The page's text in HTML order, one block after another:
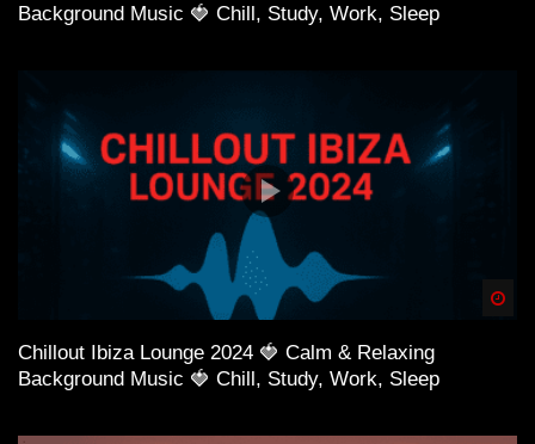
Background Music 🍓 Chill, Study, Work, Sleep
Chillout Ibiza Lounge 2024 🍓 Calm & Relaxing
Background Music 🍓 Chill, Study, Work, Sleep